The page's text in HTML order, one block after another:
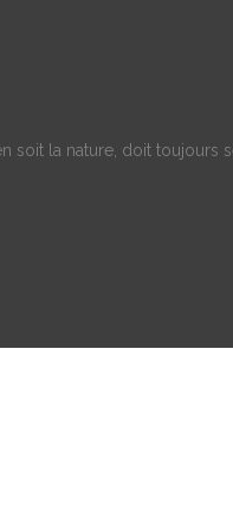
soit la nature, doit